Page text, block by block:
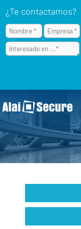
¿Te contactamos?